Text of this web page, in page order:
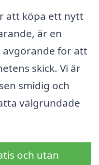
att köpa ett nytt
är en
för att
skick. Vi är
smidig och
välgrundade
och utan